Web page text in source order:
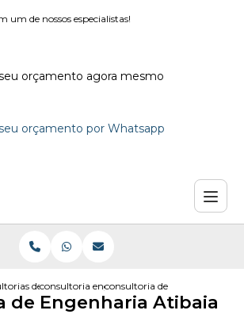
um de nossos especialistas!
orçamento agora mesmo
orçamento por Whatsapp
de engenharia
consultoria engenharia em campinas
consultoria de engenharia
de Engenharia Atibaia